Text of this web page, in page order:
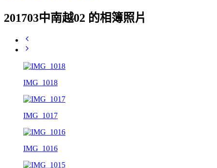
201703中南越02 的相簿照片
IMG_1018
IMG_1017
IMG_1016